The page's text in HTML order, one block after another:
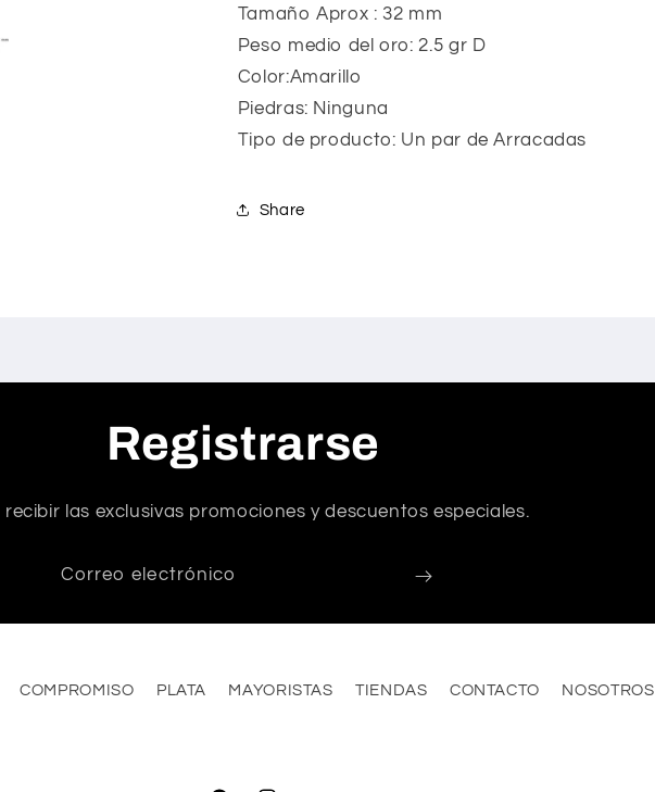
Tamaño Aprox : 32 mm
Peso medio del oro: 2.5 gr D
Color:Amarillo
Piedras: Ninguna
Tipo de producto: Un par de Arracadas
Share
Registrarse
recibir las exclusivas promociones y descuentos especiales.
Correo electrónico
COMPROMISO PLATA MAYORISTAS TIENDAS CONTACTO NOSOTROS